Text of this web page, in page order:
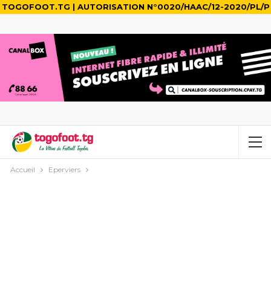
TOGOFOOT.TG | AUTORISATION N°0020/HAAC/12-2020/PL/P
Accueil Eperviers